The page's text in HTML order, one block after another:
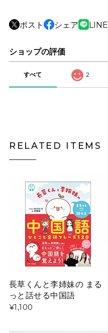
ポスト シェア LINE
ショップの評価
すべて 2
RELATED ITEMS
長草くんと李姉妹の まる
っと話せる中国語
¥1,100